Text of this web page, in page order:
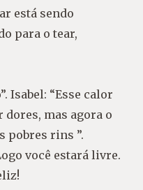
está sendo
para o tear,
Isabel: “Esse calor
dores, mas agora o
pobres rins ”.
você estará livre.